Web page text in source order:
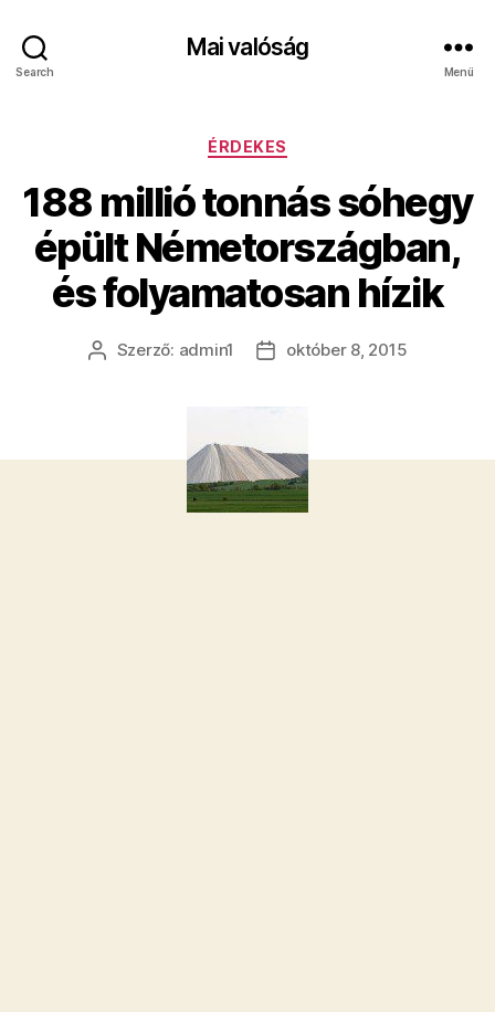
Search
Mai valóság
Menü
Kategóriák
ÉRDEKES
188 millió tonnás sóhegy
épült Németországban,
és folyamatosan hízik
Bejegyzés
Szerző: admin1
Bejegyzés
október 8, 2015